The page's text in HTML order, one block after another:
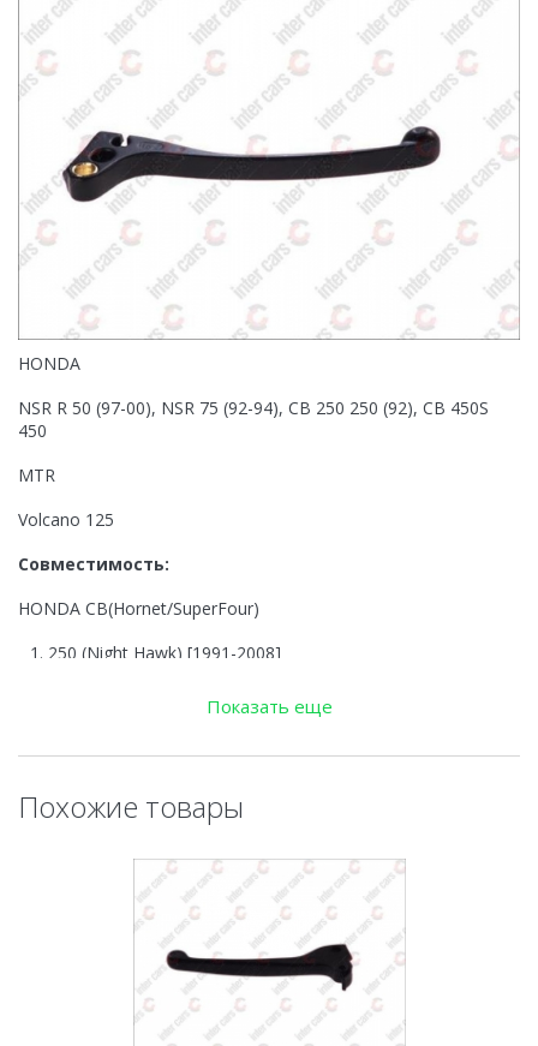
HONDA
NSR R 50 (97-00), NSR 75 (92-94), CB 250 250 (92), CB 450S
450
MTR
Volcano 125
Совместимость:
HONDA CB(Hornet/SuperFour)
250 (Night Hawk) [1991-2008]
Показать еще
Похожие товары